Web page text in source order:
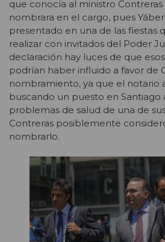
que conocía al ministro
nombrara en el cargo, pues
presentado en una de las fiestas
realizar con invitados del Poder
declaración hay luces de que
podrían haber influido a favor de
nombramiento, ya que el notario
buscando un puesto en Santiago
problemas de salud de una de
Contreras posiblemente
nombrarlo.